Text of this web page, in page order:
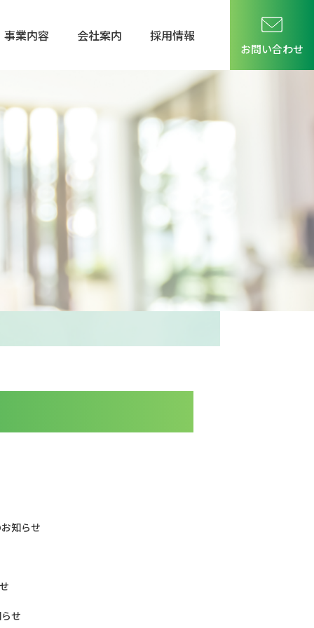
事業内容 会社案内 採用情報
お問い合わせ
知らせ
せ